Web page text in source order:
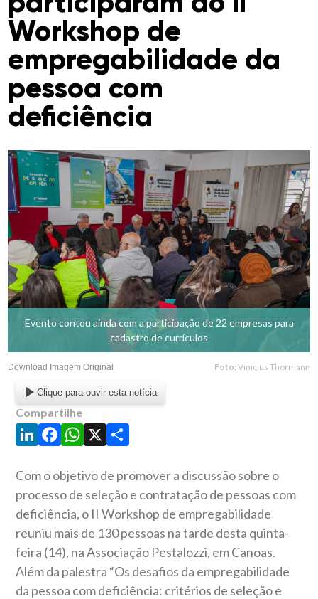
Workshop de
empregabilidade da
pessoa com
deficiência
Evento contou ainda com a participação de 22 empresas para
cadastro de currículos
Download Imagem Original Foto: Vinicius Thormann
Clique para ouvir esta notícia
Compartilhe
LinkedIn
Facebook
WhatsApp
X Share
Com o objetivo de promover a discussão sobre o
processo de seleção e contratação de pessoas com
deficiência, o II Workshop de empregabilidade
reuniu mais de 130 pessoas na tarde desta quinta-
feira (14), na Associação Pestalozzi, em Canoas.
Além da palestra “Os desafios da empregabilidade
da pessoa com deficiência: critérios de seleção e